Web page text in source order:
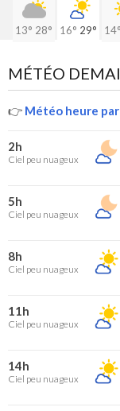
13° 28° 16° 29° 14°
MÉTÉO
👉 Météo heure
2h
Ciel peu nuageux
5h
Ciel peu nuageux
8h
Ciel peu nuageux
11h
Ciel peu nuageux
14h
Ciel peu nuageux